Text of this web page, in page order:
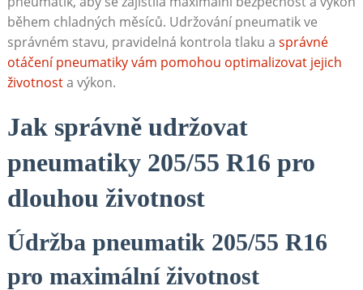
během chladných měsíců.⁢ Udržování ⁤pneumatik ve
správném stavu, pravidelná kontrola tlaku a správné
otáčení pneumatiky vám pomohou optimalizovat jejich
životnosta výkon.
Jak správně udržovat
pneumatiky 205/55 R16 pro
dlouhou ‌životnost
Údržba pneumatik 205/55 R16
pro maximální životnost